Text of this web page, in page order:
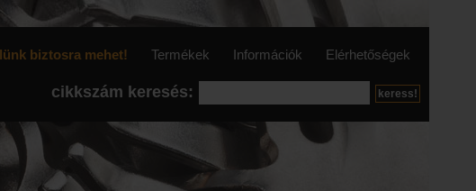
biztosra mehet! Termékek Információk Elérhetőségek
cikkszám keresés: